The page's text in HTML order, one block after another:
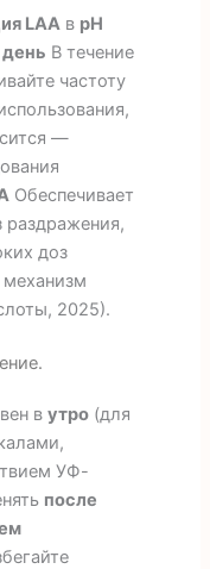
LAAв pH
день В течение
частоту
—
Обеспечивает
доз
2025).
в утро(для
УФ-
после